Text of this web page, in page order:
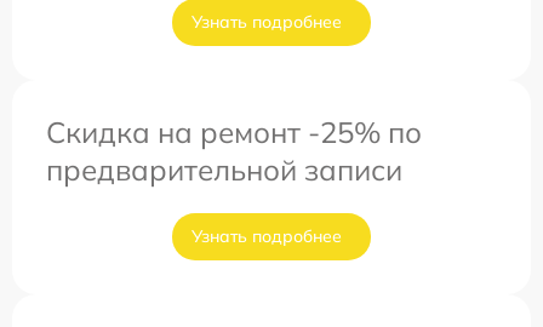
Узнать подробнее
Скидка на ремонт -25% по
предварительной записи
Узнать подробнее